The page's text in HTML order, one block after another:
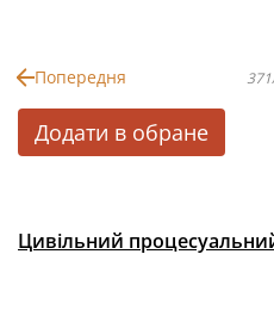
Попередня
Додати в обране
Цивільний